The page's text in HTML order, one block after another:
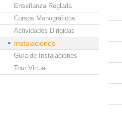
Enseñanza Reglada
Cursos Monográficos
Actividades Dirigidas
Instalaciones
Guía de Instalaciones
Tour Virtual